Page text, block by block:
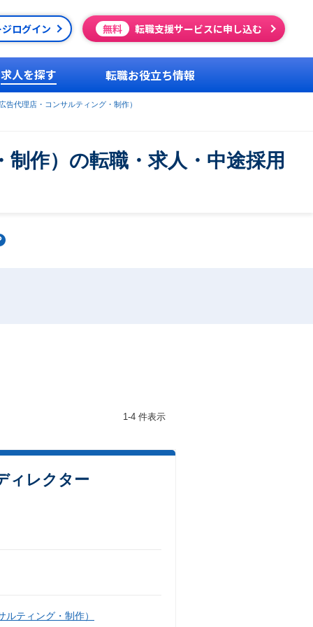
ログイン 無料 転職支援サービスに申し込む
求人を探す 転職お役立ち情報
告代理店・コンサルティング・制作）
作）の転職・求人・中途採用
1-4 件表示
ィレクター
ティング・制作）